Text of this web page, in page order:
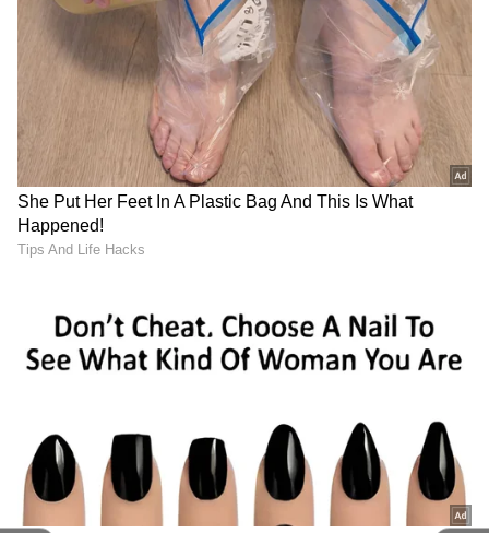
సిఓపిడి లేదా క్రానిక్ అబ్ స్ట్రక్టివ్ పల్మనరీ డిసీజ్ అనేది
ఊపిరితిత్తులను ప్రభావితం చేసే తీవ్రమైన వ్యాధి. స్మోకింగ్,
వాయు కాలుష్యం, పని ప్రాంతాలు, ఇండ్ల నుంచి వచ్చే పొగ,
విష వాయువులు, ధూళి కణాలు, రసాయనాలు, బాల్యంలో
ఊపిరితిత్తులలో అంటువ్యాధులు, వంశపారంపర్య కారకాలు
సిఓపిడి వ్యాధికి కొన్ని ప్రధాన కారణాలు. ఆరోగ్య నిపుణుల
ప్రకారం.. ఈ వ్యాధి ప్రారంభ లక్షణాలు ఎలా ఉంటాయి..